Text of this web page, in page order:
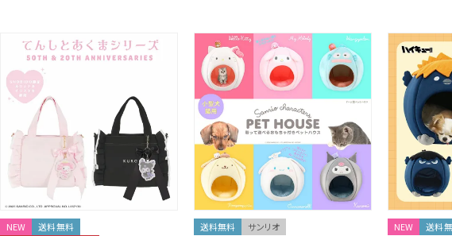
NEW
送料無料
送料無料 サンリオ NEW 送料